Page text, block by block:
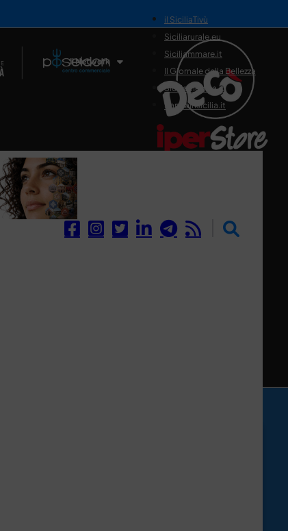
Il Network
il SiciliaTivù
Siciliarurale.eu
Siciliammare.it
Il Giornale della Bellezza
Siciliamedica.it
Sanitainsicilia.it